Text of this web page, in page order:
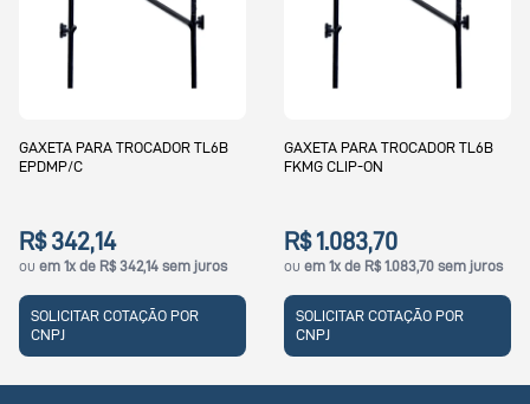
GAXETA PARA TROCADOR TL6B
EPDMP/C
R$ 342,14
ou em 1x de R$ 342,14 sem juros
SOLICITAR COTAÇÃO POR
CNPJ
GAXETA PARA TROCADOR TL6B
FKMG CLIP-ON
R$ 1.083,70
ou em 1x de R$ 1.083,70 sem juros
SOLICITAR COTAÇÃO POR
CNPJ